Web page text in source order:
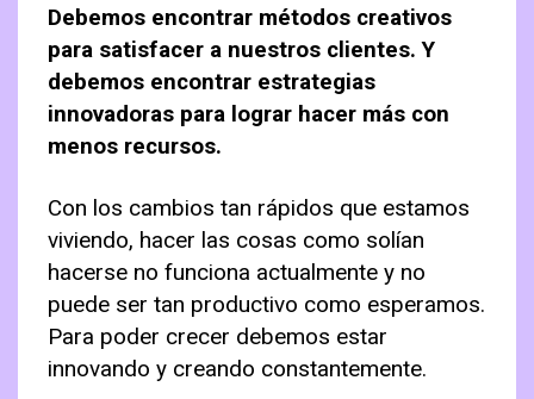
Debemos encontrar métodos creativos
para satisfacer a nuestros clientes. Y
debemos encontrar estrategias
innovadoras para lograr hacer más con
menos recursos.
Con los cambios tan rápidos que estamos
viviendo, hacer las cosas como solían
hacerse no funciona actualmente y no
puede ser tan productivo como esperamos.
Para poder crecer debemos estar
innovando y creando constantemente.